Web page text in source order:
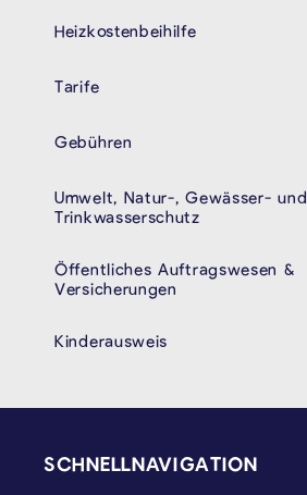
Heizkostenbeihilfe
Tarife
Gebühren
Umwelt, Natur-, Gewässer- und
Trinkwasserschutz
Öffentliches Auftragswesen &
Versicherungen
Kinderausweis
Kinder Ausweis ID
SCHNELLNAVIGATION